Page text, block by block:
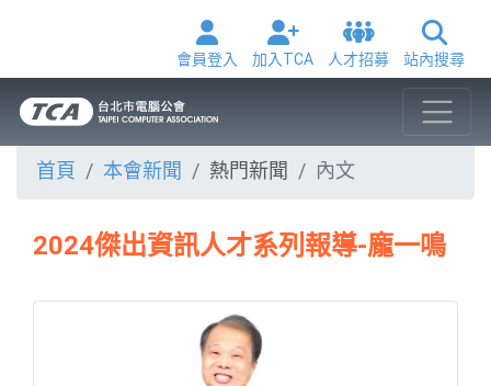
會員登入 加入TCA 人才招募 站內搜尋
首頁 本會新聞 熱門新聞 內文
2024傑出資訊人才系列報導-龐一鳴